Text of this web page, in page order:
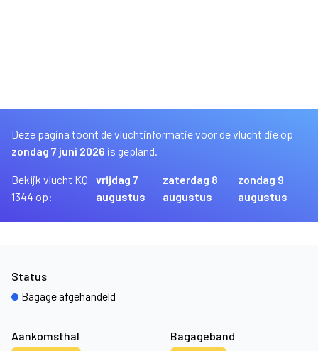
Deze pagina toont de vluchtinformatie voor de vlucht die op
zondag 7 juni 2026 is gepland.
Bekijk vlucht KQ
1344 op:
vrijdag 7
augustus
zaterdag 8
augustus
zondag 9
augustus
Aankomsthal Bagageband
Status
Bagage afgehandeld